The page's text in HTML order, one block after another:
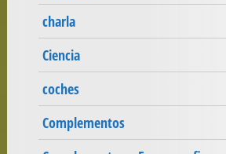
charla
Ciencia
coches
Complementos